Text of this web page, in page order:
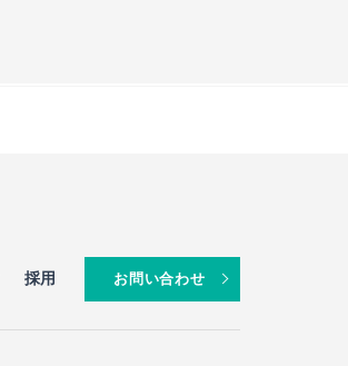
採用 お問い合わせ